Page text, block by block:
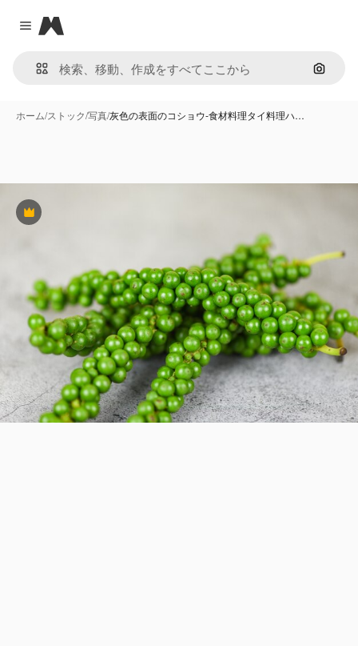
Close menu
Magnific
画像で
ホーム/ストック/写真/灰色の表面のコショウ-食材料理タイ料理ハ…
Premium